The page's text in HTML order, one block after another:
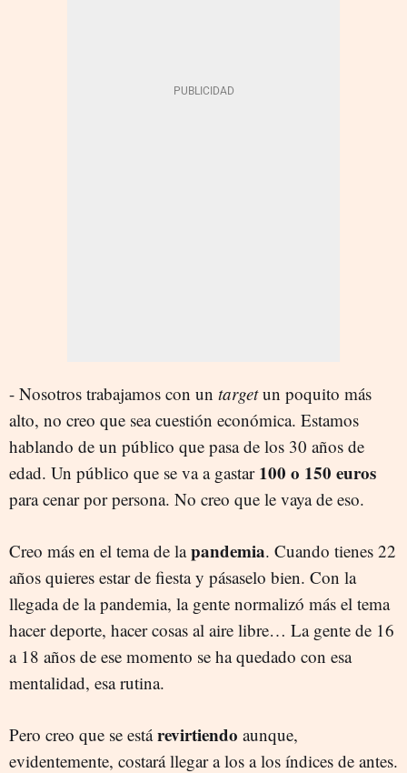
- Nosotros trabajamos con un targetun poquito más
alto, no creo que sea cuestión económica. Estamos
hablando de un público que pasa de los 30 años de
edad. Un público que se va a gastar 100 o 150 euros
para cenar por persona. No creo que le vaya de eso.
Creo más en el tema de lapandemia. Cuando tienes 22
años quieres estar de fiesta y pásaselo bien. Con la
llegada de la pandemia, la gente normalizó más el tema
hacer deporte, hacer cosas al aire libre… La gente de 16
a 18 años de ese momento se ha quedado con esa
mentalidad, esa rutina.
Pero creo que se estárevirtiendo aunque,
evidentemente, costará llegar a los a los índices de antes.